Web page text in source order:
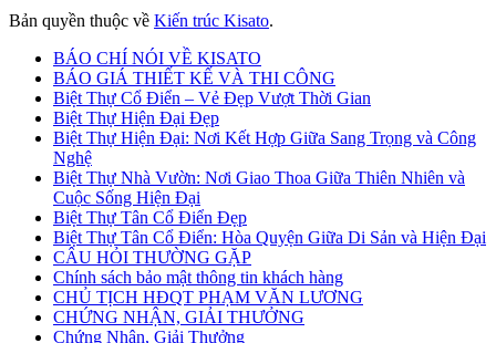
Bản quyền thuộc về Kiến trúc Kisato.
BÁO CHÍ NÓI VỀ KISATO
BÁO GIÁ THIẾT KẾ VÀ THI CÔNG
Biệt Thự Cổ Điển – Vẻ Đẹp Vượt Thời Gian
Biệt Thự Hiện Đại Đẹp
Biệt Thự Hiện Đại: Nơi Kết Hợp Giữa Sang Trọng và Công
Nghệ
Biệt Thự Nhà Vườn: Nơi Giao Thoa Giữa Thiên Nhiên và
Cuộc Sống Hiện Đại
Biệt Thự Tân Cổ Điển Đẹp
Biệt Thự Tân Cổ Điển: Hòa Quyện Giữa Di Sản và Hiện Đại
CÂU HỎI THƯỜNG GẶP
Chính sách bảo mật thông tin khách hàng
CHỦ TỊCH HĐQT PHẠM VĂN LƯƠNG
CHỨNG NHẬN, GIẢI THƯỞNG
Chứng Nhận, Giải Thưởng